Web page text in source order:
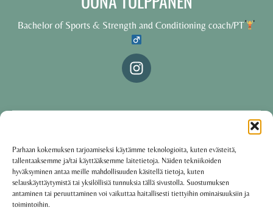
Parhaan kokemuksen tarjoamiseksi käytämme teknologioita, kuten evästeitä,
tallentaaksemme ja/tai käyttääksemme laitetietoja. Näiden tekniikoiden
hyväksyminen antaa meille mahdollisuuden käsitellä tietoja, kuten
selauskäyttäytymistä tai yksilöllisiä tunnuksia tällä sivustolla. Suostumuksen
antaminen tai peruuttaminen voi vaikuttaa haitallisesti tiettyihin ominaisuuksiin ja
toimintoihin.
Bachelor of Sports & Strength and Conditioning coach/PT
Käyttöehdot·Tietosuojakäytäntö